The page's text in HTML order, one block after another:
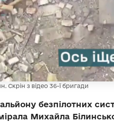
Скрін з відео 36-ї бригади
безпілотних
Михайла